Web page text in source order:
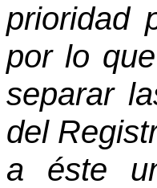
prioridad
por lo
separar
del
a éste